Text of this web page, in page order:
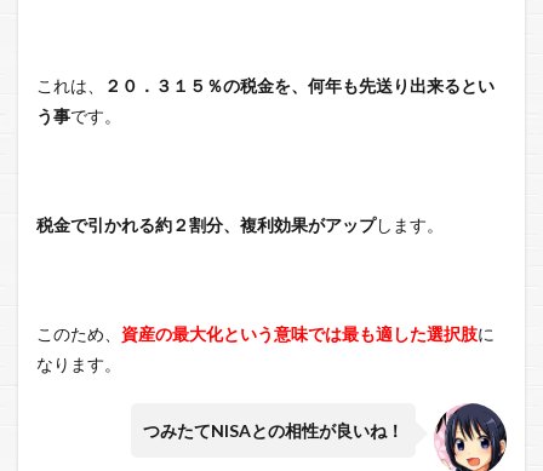
これは、
２０．３１５％の税金を、何年も先送り出来るとい
う事です。
税金で引かれる約２割分、複利効果がアップします。
このため、 資産の最大化という意味では最も適した選択肢に
なります。
つみたてNISAとの相性が良いね！